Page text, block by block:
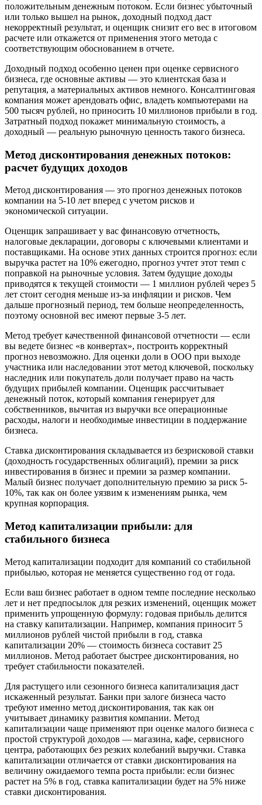
положительным денежным потоком. Если бизнес убыточный
или только вышел на рынок, доходный подход даст
некорректный результат, и оценщик снизит его вес в итоговом
расчете или откажется от применения этого метода с
соответствующим обоснованием в отчете.
Доходный подход особенно ценен при оценке сервисного
бизнеса, где основные активы — это клиентская база и
репутация, а материальных активов немного. Консалтинговая
компания может арендовать офис, владеть компьютерами на
500 тысяч рублей, но приносить 10 миллионов прибыли в год.
Затратный подход покажет минимальную стоимость, а
доходный — реальную рыночную ценность такого бизнеса.
Метод дисконтирования денежных потоков:
расчет будущих доходов
Метод дисконтирования — это прогноз денежных потоков
компании на 5-10 лет вперед с учетом рисков и
экономической ситуации.
Оценщик запрашивает у вас финансовую отчетность,
налоговые декларации, договоры с ключевыми клиентами и
поставщиками. На основе этих данных строится прогноз: если
выручка растет на 10% ежегодно, прогноз учтет этот темп с
поправкой на рыночные условия. Затем будущие доходы
приводятся к текущей стоимости — 1 миллион рублей через 5
лет стоит сегодня меньше из-за инфляции и рисков. Чем
дальше прогнозный период, тем больше неопределенность,
поэтому основной вес имеют первые 3-5 лет.
Метод требует качественной финансовой отчетности — если
вы ведете бизнес «в конвертах», построить корректный
прогноз невозможно. Для оценки доли в ООО при выходе
участника или наследовании этот метод ключевой, поскольку
наследник или покупатель доли получает право на часть
будущих прибылей компании. Оценщик рассчитывает
денежный поток, который компания генерирует для
собственников, вычитая из выручки все операционные
расходы, налоги и необходимые инвестиции в поддержание
бизнеса.
Ставка дисконтирования складывается из безрисковой ставки
(доходность государственных облигаций), премии за риск
инвестирования в бизнес и премии за размер компании.
Малый бизнес получает дополнительную премию за риск 5-
10%, так как он более уязвим к изменениям рынка, чем
крупная корпорация.
Метод капитализации прибыли: для
стабильного бизнеса
Метод капитализации подходит для компаний со стабильной
прибылью, которая не меняется существенно год от года.
Если ваш бизнес работает в одном темпе последние несколько
лет и нет предпосылок для резких изменений, оценщик может
применить упрощенную формулу: годовая прибыль делится
на ставку капитализации. Например, компания приносит 5
миллионов рублей чистой прибыли в год, ставка
капитализации 20% — стоимость бизнеса составит 25
миллионов. Метод работает быстрее дисконтирования, но
требует стабильности показателей.
Для растущего или сезонного бизнеса капитализация даст
искаженный результат. Банки при залоге бизнеса часто
требуют именно метод дисконтирования, так как он
учитывает динамику развития компании. Метод
капитализации чаще применяют при оценке малого бизнеса с
простой структурой доходов — магазина, кафе, сервисного
центра, работающих без резких колебаний выручки. Ставка
капитализации отличается от ставки дисконтирования на
величину ожидаемого темпа роста прибыли: если бизнес
растет на 5% в год, ставка капитализации будет на 5% ниже
ставки дисконтирования.